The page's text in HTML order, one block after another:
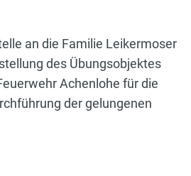
an die Familie Leikermoser
des Übungsobjektes
Achenlohe für die
der gelungenen